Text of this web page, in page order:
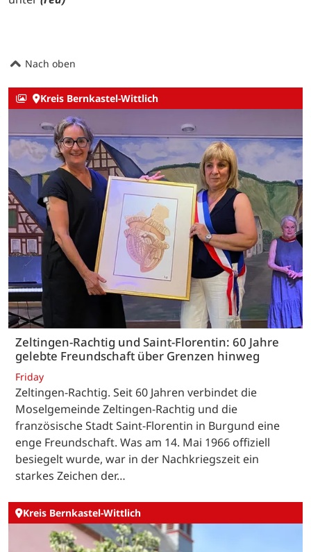
Nach oben
Kreis Bernkastel-Wittlich
Zeltingen-Rachtig und Saint-Florentin: 60 Jahre
gelebte Freundschaft über Grenzen hinweg
Friday
Zeltingen-Rachtig. Seit 60 Jahren verbindet die
Moselgemeinde Zeltingen-Rachtig und die
französische Stadt Saint-Florentin in Burgund eine
enge Freundschaft. Was am 14. Mai 1966 offiziell
besiegelt wurde, war in der Nachkriegszeit ein
starkes Zeichen der…
Kreis Bernkastel-Wittlich